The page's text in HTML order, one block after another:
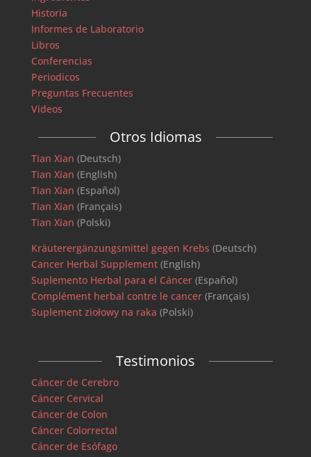
Historia
Informes de Laboratorio
Libros
Conferencias
Periodicos
Preguntas Frecuentes
Videos
Otros Idiomas
Tian Xian (Deutsch)
Tian Xian (English)
Tian Xian (Español)
Tian Xian (Français)
Tian Xian (Polski)
Kräuterergänzungsmittel gegen Krebs (Deutsch)
Cancer Herbal Supplement(English)
Suplemento Herbal para el Cáncer(Español)
Complément herbal contre le cancer(Français)
Suplement ziołowy na raka (Polski)
Testimonios
Cáncer de Cerebro
Cáncer Cervical
Cáncer de Colon
Cáncer Colorrectal
Cáncer de Esófago